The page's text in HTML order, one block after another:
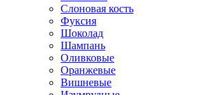
Слоновая кость
Фуксия
Шоколад
Шампань
Оливковые
Оранжевые
Вишневые